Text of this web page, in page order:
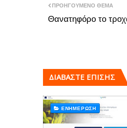
ΠΡΟΗΓΟΎΜΕΝΟ ΘΈΜΑ
Θανατηφόρο το
ΔΙΑΒΑΣΤΕ ΕΠΙΣΗΣ
ΕΝΗΜΈΡΩΣΗ